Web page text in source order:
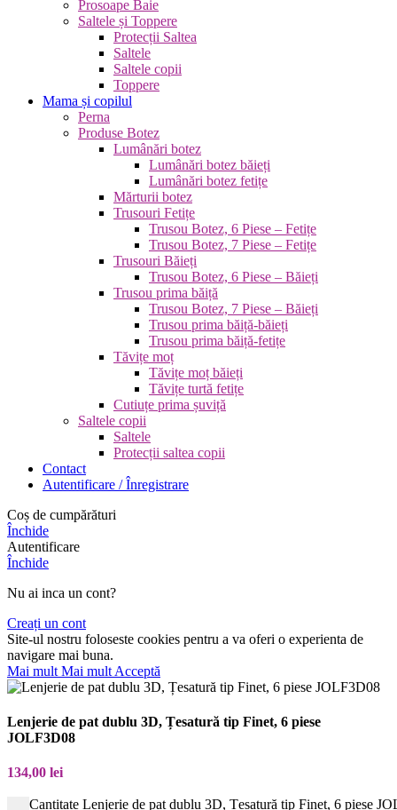
Prosoape Baie
Saltele și Toppere
Protecții Saltea
Saltele
Saltele copii
Toppere
Mama și copilul
Perna
Produse Botez
Lumânări botez
Lumânări botez băieți
Lumânări botez fetițe
Mărturii botez
Trusouri Fetițe
Trusou Botez, 6 Piese – Fetițe
Trusou Botez, 7 Piese – Fetițe
Trusouri Băieți
Trusou Botez, 6 Piese – Băieți
Trusou prima băiță
Trusou Botez, 7 Piese – Băieți
Trusou prima băiță-băieți
Trusou prima băiță-fetițe
Tăvițe moț
Tăvițe moț băieți
Tăvițe turtă fetițe
Cutiuțe prima șuviță
Saltele copii
Saltele
Protecții saltea copii
Contact
Autentificare / Înregistrare
Coș de cumpărături
Închide
Autentificare
Închide
Nu ai inca un cont?
Creați un cont
Site-ul nostru foloseste cookies pentru a va oferi o experienta de
navigare mai buna.
Mai mult Mai mult Acceptă
Lenjerie de pat dublu 3D, Țesatură tip Finet, 6 piese
JOLF3D08
134,00 lei
Cantitate Lenjerie de pat dublu 3D, Țesatură tip Finet, 6 piese